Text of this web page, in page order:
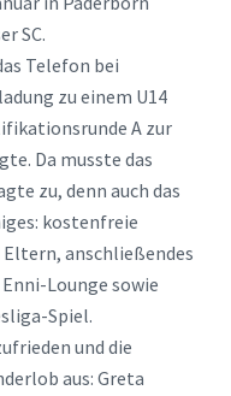
SC.
Telefon bei
zu einem U14
A zur
Da musste das
zu, denn auch das
kostenfreie
anschließendes
Lounge sowie
Spiel.
und die
aus: Greta